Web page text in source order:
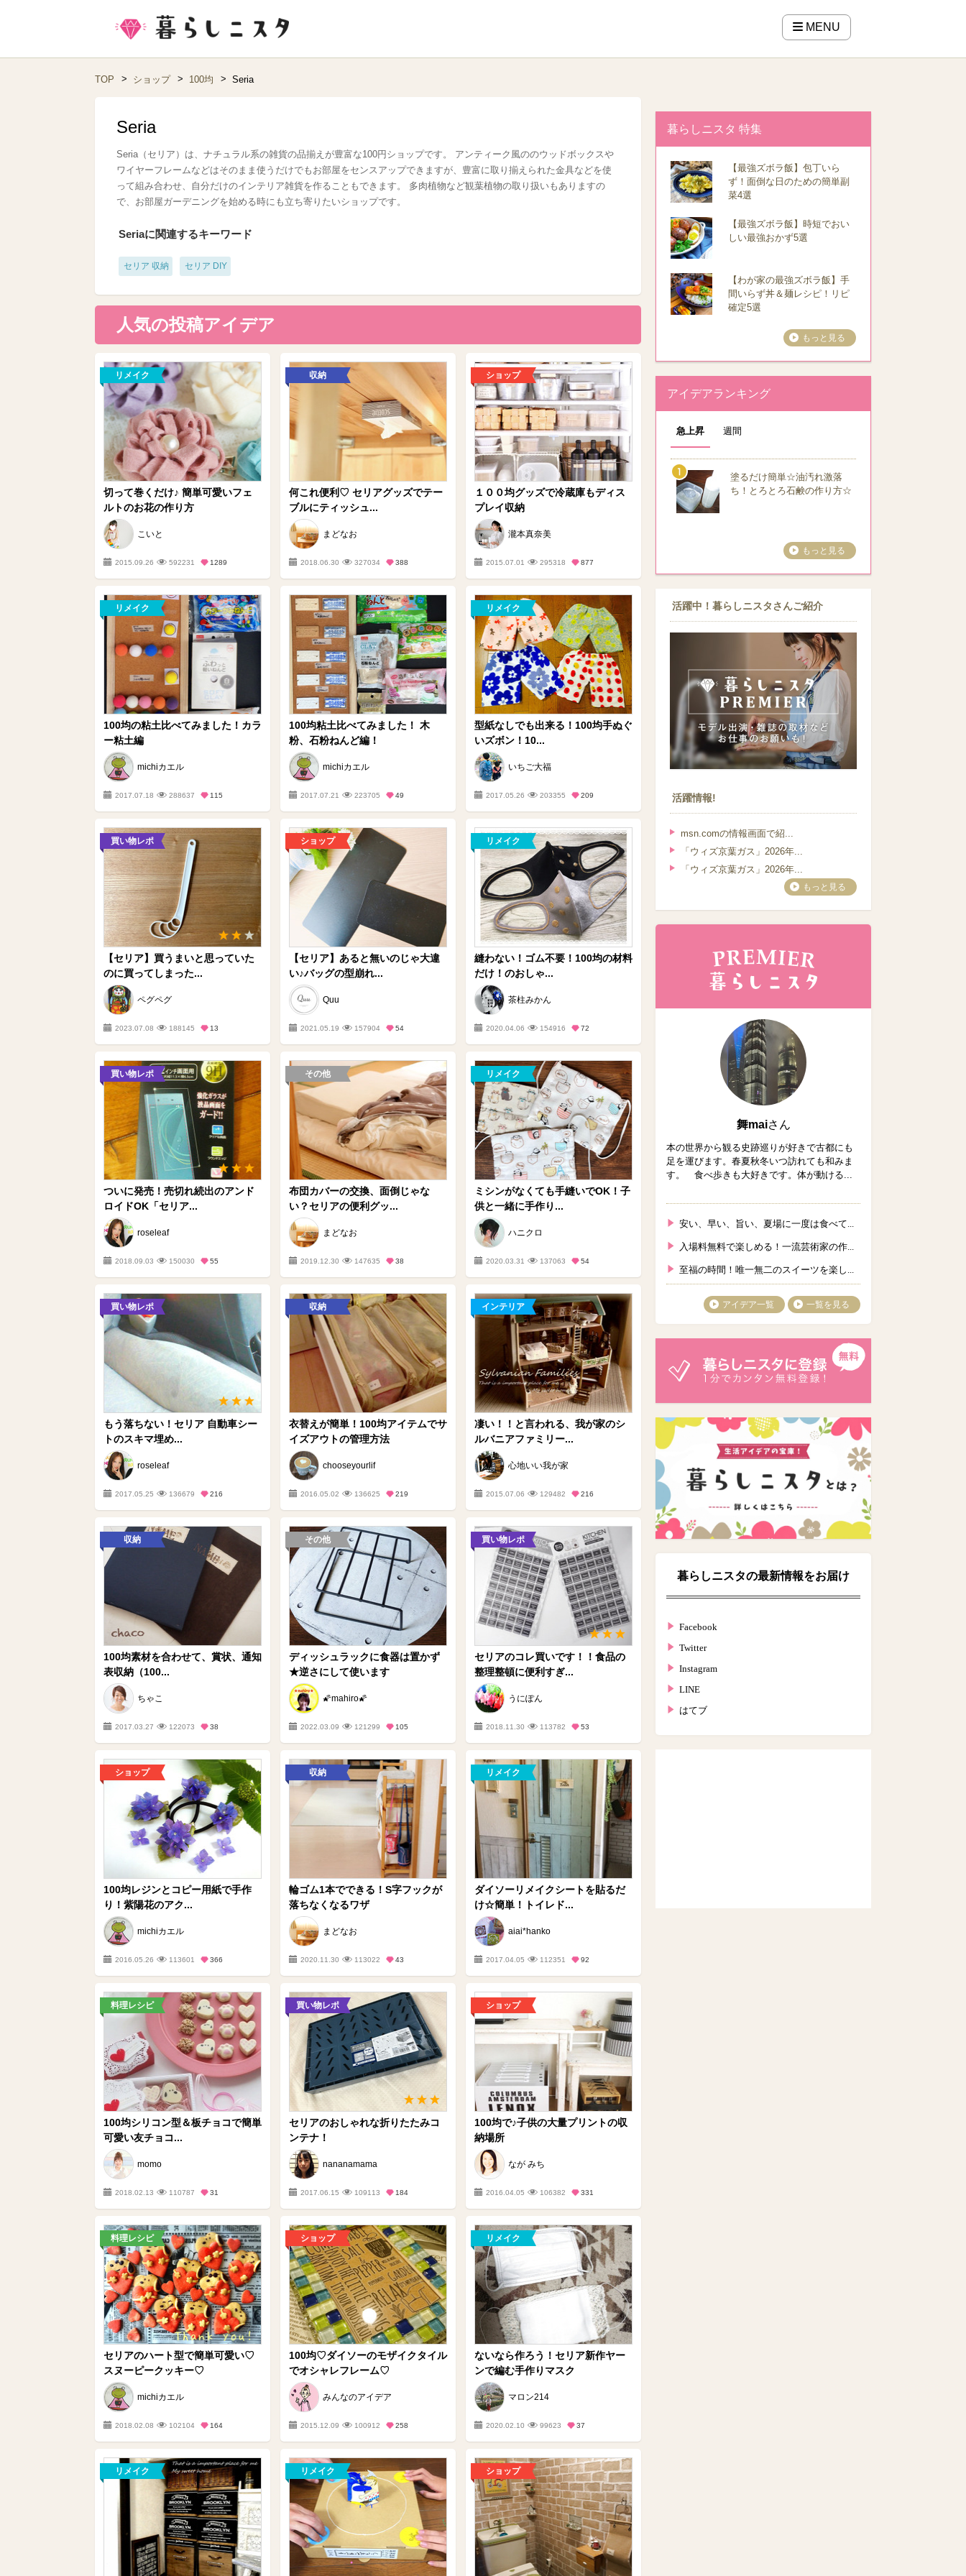
MENU
TOP ショップ 100均 Seria
Seria
Seria（セリア）は、ナチュラル系の雑貨の品揃えが豊富な100円ショップです。 アンティーク風ののウッドボックスや
ワイヤーフレームなどはそのまま使うだけでもお部屋をセンスアップできますが、豊富に取り揃えられた金具などを使
って組み合わせ、自分だけのインテリア雑貨を作ることもできます。 多肉植物など観葉植物の取り扱いもありますの
で、お部屋ガーデニングを始める時にも立ち寄りたいショップです。
Seriaに関連するキーワード
セリア 収納 セリア DIY
人気の投稿アイデア
リメイク
切って巻くだけ♪ 簡単可愛いフェ
ルトのお花の作り方
こいと
2015.09.26 592231 1289
収納
何これ便利♡ セリアグッズでテー
ブルにティッシュ...
まどなお
2018.06.30 327034 388
ショップ
１００均グッズで冷蔵庫もディス
プレイ収納
瀧本真奈美
2015.07.01 295318 877
リメイク
100均の粘土比べてみました！カラ
ー粘土編
michiカエル
2017.07.18 288637 115
100均粘土比べてみました！ 木
粉、石粉ねんど編！
michiカエル
2017.07.21 223705 49
リメイク
型紙なしでも出来る！100均手ぬぐ
いズボン！10...
いちご大福
2017.05.26 203355 209
買い物レポ
【セリア】買うまいと思っていた
のに買ってしまった...
ペグペグ
2023.07.08 188145 13
ショップ
【セリア】あると無いのじゃ大違
い♪バッグの型崩れ...
Quu
2021.05.19 157904 54
リメイク
縫わない！ゴム不要！100均の材料
だけ！のおしゃ...
茶柱みかん
2020.04.06 154916 72
買い物レポ
ついに発売！売切れ続出のアンド
ロイドOK「セリア...
roseleaf
2018.09.03 150030 55
その他
布団カバーの交換、面倒じゃな
い？セリアの便利グッ...
まどなお
2019.12.30 147635 38
リメイク
ミシンがなくても手縫いでOK！子
供と一緒に手作り...
ハニクロ
2020.03.31 137063 54
買い物レポ
もう落ちない！セリア 自動車シー
トのスキマ埋め...
roseleaf
2017.05.25 136679 216
収納
衣替えが簡単！100均アイテムでサ
イズアウトの管理方法
chooseyourlif
2016.05.02 136625 219
インテリア
凄い！！と言われる、我が家のシ
ルバニアファミリー...
心地いい我が家
2015.07.06 129482 216
収納
100均素材を合わせて、賞状、通知
表収納（100...
ちゃこ
2017.03.27 122073 38
その他
ディッシュラックに食器は置かず
★逆さにして使います
🌠mahiro🌠
2022.03.09 121299 105
買い物レポ
セリアのコレ買いです！！食品の
整理整頓に便利すぎ...
うにぽん
2018.11.30 113782 53
ショップ
100均レジンとコピー用紙で手作
り！紫陽花のアク...
michiカエル
2016.05.26 113601 366
収納
輪ゴム1本でできる！S字フックが
落ちなくなるワザ
まどなお
2020.11.30 113022 43
リメイク
ダイソーリメイクシートを貼るだ
け☆簡単！トイレド...
aiai*hanko
2017.04.05 112351 92
料理レシピ
100均シリコン型＆板チョコで簡単
可愛い友チョコ...
momo
2018.02.13 110787 31
買い物レポ
セリアのおしゃれな折りたたみコ
ンテナ！
nananamama
2017.06.15 109113 184
ショップ
100均で♪子供の大量プリントの収
納場所
なが みち
2016.04.05 106382 331
料理レシピ
セリアのハート型で簡単可愛い♡
スヌーピークッキー♡
michiカエル
2018.02.08 102104 164
ショップ
100均♡ダイソーのモザイクタイル
でオシャレフレーム♡
みんなのアイデア
2015.12.09 100912 258
リメイク
ないなら作ろう！セリア新作ヤー
ンで編む手作りマスク
マロン214
2020.02.10 99623 37
リメイク リメイク ショップ
暮らしニスタ 特集
【最強ズボラ飯】包丁いら
ず！面倒な日のための簡単副
菜4選
【最強ズボラ飯】時短でおい
しい最強おかず5選
【わが家の最強ズボラ飯】手
間いらず丼＆麺レシピ！リピ
確定5選
もっと見る
アイデアランキング
急上昇 週間
塗るだけ簡単☆油汚れ激落
ち！とろとろ石鹸の作り方☆
もっと見る
活躍中！暮らしニスタさんご紹介
活躍情報!
msn.comの情報画面で紹...
「ウィズ京葉ガス」2026年...
「ウィズ京葉ガス」2026年...
もっと見る
舞maiさん
本の世界から観る史跡巡りが好きで古都にも
足を運びます。春夏秋冬いつ訪れても和みま
す。 食べ歩きも大好きです。体が動ける...
安い、早い、旨い、夏場に一度は食べて...
入場料無料で楽しめる！一流芸術家の作...
至福の時間！唯一無二のスイーツを楽し...
アイデア一覧 一覧を見る
暮らしニスタの最新情報をお届け
Facebook
Twitter
Instagram
LINE
はてブ